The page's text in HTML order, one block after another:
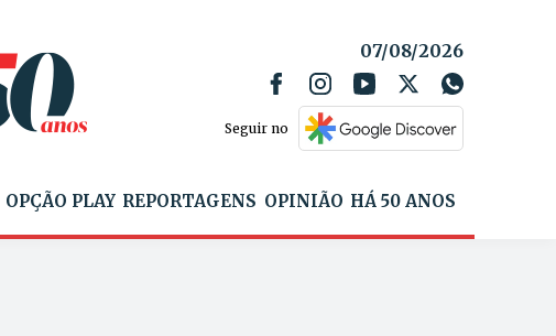
07/08/2026
Seguir no
OPÇÃO PLAY REPORTAGENS OPINIÃO HÁ 50 ANOS